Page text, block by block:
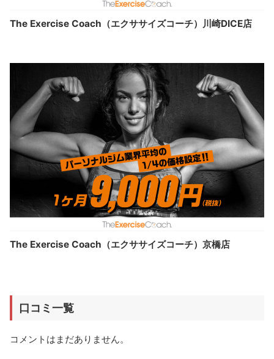
The Exercise Coach（エクササイズコーチ）川崎DICE店
The Exercise Coach（エクササイズコーチ）京橋店
口コミ一覧
コメントはまだありません。